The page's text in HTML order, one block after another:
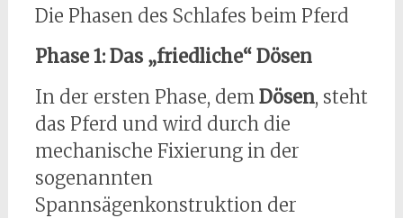
Die Phasen des Schlafes beim Pferd
Phase 1: Das „friedliche“ Dösen
In der ersten Phase, dem Dösen, steht
das Pferd und wird durch die
mechanische Fixierung in der
sogenannten
Spannsägenkonstruktion der